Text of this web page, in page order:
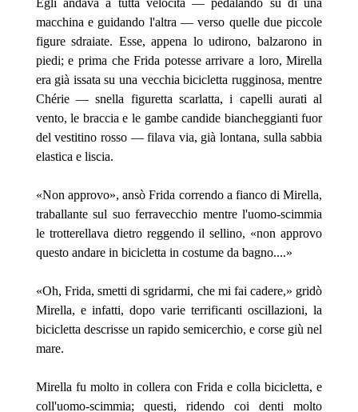
Egli andava a tutta velocità — pedalando su di una
macchina e guidando l'altra — verso quelle due piccole
figure sdraiate. Esse, appena lo udirono, balzarono in
piedi; e prima che Frida potesse arrivare a loro, Mirella
era già issata su una vecchia bicicletta rugginosa, mentre
Chérie — snella figuretta scarlatta, i capelli aurati al
vento, le braccia e le gambe candide biancheggianti fuor
del vestitino rosso — filava via, già lontana, sulla sabbia
elastica e liscia.
«Non approvo», ansò Frida correndo a fianco di Mirella,
traballante sul suo ferravecchio mentre l'uomo-scimmia
le trotterellava dietro reggendo il sellino, «non approvo
questo andare in bicicletta in costume da bagno....»
«Oh, Frida, smetti di sgridarmi, che mi fai cadere,» gridò
Mirella, e infatti, dopo varie terrificanti oscillazioni, la
bicicletta descrisse un rapido semicerchio, e corse giù nel
mare.
Mirella fu molto in collera con Frida e colla bicicletta, e
coll'uomo-scimmia; questi, ridendo coi denti molto